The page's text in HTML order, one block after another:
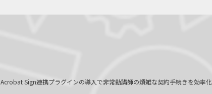
Acrobat Sign連携プラグインの導入で非常勤講師の煩雑な契約手続きを効率化